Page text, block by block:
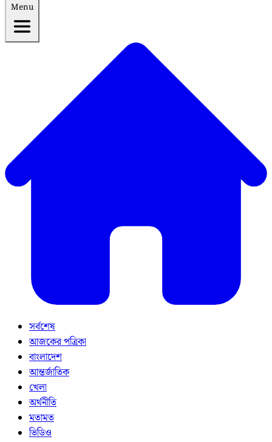
Menu
সর্বশেষ
আজকের পত্রিকা
বাংলাদেশ
আন্তর্জাতিক
খেলা
অর্থনীতি
মতামত
ভিডিও